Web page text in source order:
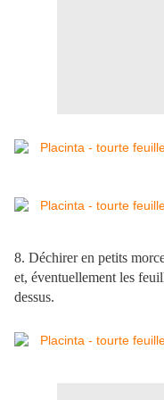
8. Déchirer en petits
et, éventuellement les
dessus.